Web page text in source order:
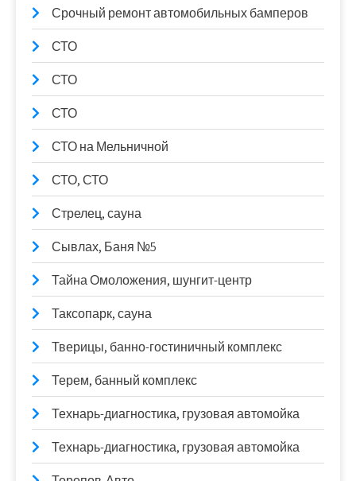
Срочный ремонт автомобильных бамперов
СТО
СТО
СТО
СТО на Мельничной
СТО, СТО
Стрелец, сауна
Сывлах, Баня №5
Тайна Омоложения, шунгит-центр
Таксопарк, сауна
Тверицы, банно-гостиничный комплекс
Терем, банный комплекс
Технарь-диагностика, грузовая автомойка
Технарь-диагностика, грузовая автомойка